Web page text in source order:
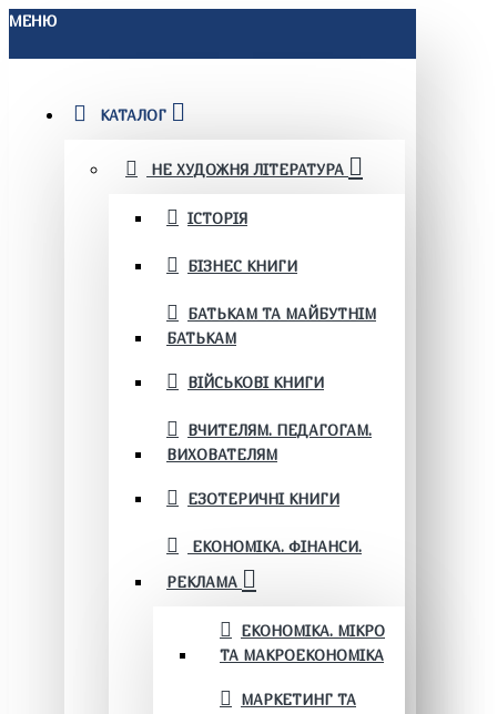
МЕНЮ
КАТАЛОГ
НЕ ХУДОЖНЯ ЛІТЕРАТУРА
ІСТОРІЯ
БІЗНЕС КНИГИ
БАТЬКАМ ТА МАЙБУТНІМ
БАТЬКАМ
ВІЙСЬКОВІ КНИГИ
ВЧИТЕЛЯМ. ПЕДАГОГАМ.
ВИХОВАТЕЛЯМ
ЕЗОТЕРИЧНІ КНИГИ
ЕКОНОМІКА. ФІНАНСИ.
РЕКЛАМА
ЕКОНОМІКА. МІКРО
ТА МАКРОЕКОНОМІКА
МАРКЕТИНГ ТА